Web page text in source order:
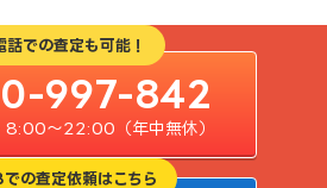
話での査定も可能！
997-842
8:00〜22:00（年中無休）
の査定依頼はこちら